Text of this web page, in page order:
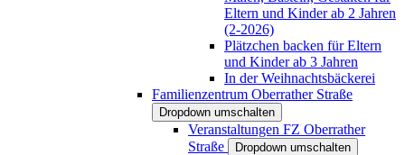
Eltern und Kinder ab 2 Jahren
(2-2026)
Plätzchen backen für Eltern
und Kinder ab 3 Jahren
In der Weihnachtsbäckerei
Familienzentrum Oberrather Straße
Dropdown umschalten
Veranstaltungen FZ Oberrather
Straße
Dropdown umschalten